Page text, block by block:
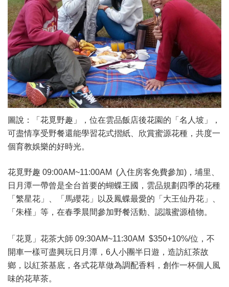
圖說：「花覓野趣」，位在雲品飯店後花園的「名人坡」，
可盡情享受野餐還能學習花式摺紙、欣賞蜜源花種，共度一
個育教娛樂的好時光。
花覓野趣 09:00AM~11:00AM (入住房客免費參加)，埔里、
日月潭一帶曾是全台首要的蝴蝶王國，雲品規劃四季的花種
「繁星花」、「馬纓花」以及鳳蝶最愛的「大王仙丹花」、
「朱槿」等，在春季晨間參加野餐活動、認識蜜源植物。
「花覓」花茶大師 09:30AM~11:30AM $350+10%/位，不
開車一樣可盡興玩日月潭，6人小團半日遊，造訪紅茶故
鄉，以紅茶基底，各式花草做為調配香料，創作一杯個人風
味的花草茶。